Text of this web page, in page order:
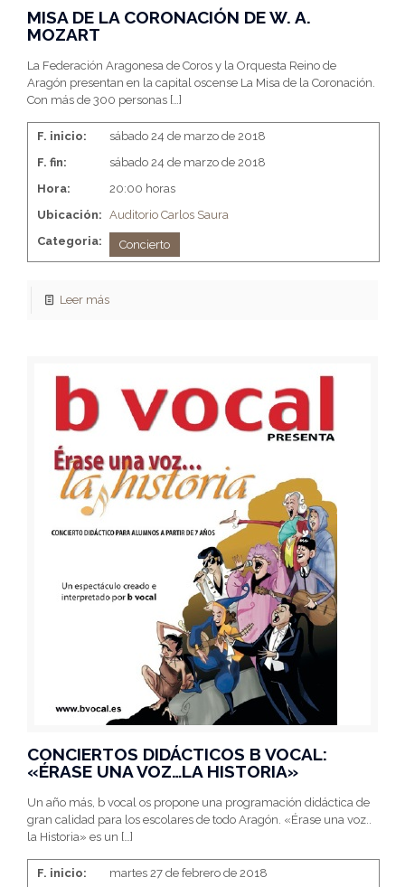
MISA DE LA CORONACIÓN DE W. A.
MOZART
La Federación Aragonesa de Coros y la Orquesta Reino de
Aragón presentan en la capital oscense La Misa de la Coronación.
Con más de 300 personas […]
F. inicio:
sábado 24 de marzo de 2018
F. fin:
sábado 24 de marzo de 2018
Hora:
20:00 horas
Ubicación: Auditorio Carlos Saura
Categoria:
Concierto
Leer más
CONCIERTOS DIDÁCTICOS B VOCAL:
«ÉRASE UNA VOZ…LA HISTORIA»
Un año más, b vocal os propone una programación didáctica de
gran calidad para los escolares de todo Aragón. «Érase una voz..
la Historia» es un […]
F. inicio:
martes 27 de febrero de 2018